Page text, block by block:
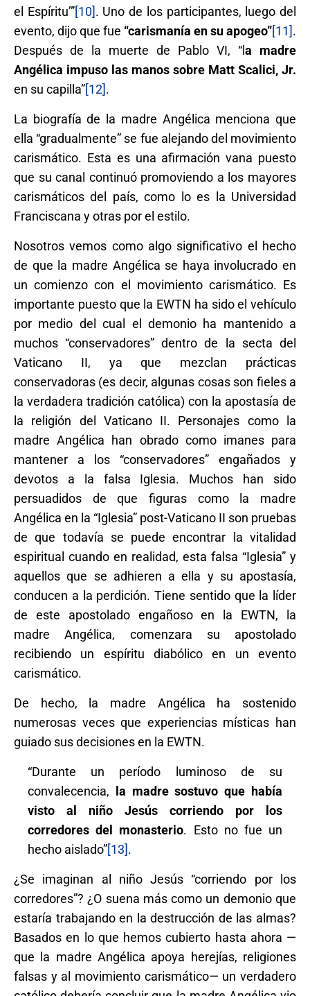
el Espíritu’”[10]. Uno de los participantes, luego del
evento, dijo que fue “carismanía en su apogeo”[11].
Después de la muerte de Pablo VI, “la madre
Angélica impuso las manos sobre Matt Scalici, Jr.
en su capilla”[12].
La biografía de la madre Angélica menciona que
ella “gradualmente” se fue alejando del movimiento
carismático. Esta es una afirmación vana puesto
que su canal continuó promoviendo a los mayores
carismáticos del país, como lo es la Universidad
Franciscana y otras por el estilo.
Nosotros vemos como algo significativo el hecho
de que la madre Angélica se haya involucrado en
un comienzo con el movimiento carismático. Es
importante puesto que la EWTN ha sido el vehículo
por medio del cual el demonio ha mantenido a
muchos “conservadores” dentro de la secta del
Vaticano II, ya que mezclan prácticas
conservadoras (es decir, algunas cosas son fieles a
la verdadera tradición católica) con la apostasía de
la religión del Vaticano II. Personajes como la
madre Angélica han obrado como imanes para
mantener a los “conservadores” engañados y
devotos a la falsa Iglesia. Muchos han sido
persuadidos de que figuras como la madre
Angélica en la “Iglesia” post-Vaticano II son pruebas
de que todavía se puede encontrar la vitalidad
espiritual cuando en realidad, esta falsa “Iglesia” y
aquellos que se adhieren a ella y su apostasía,
conducen a la perdición. Tiene sentido que la líder
de este apostolado engañoso en la EWTN, la
madre Angélica, comenzara su apostolado
recibiendo un espíritu diabólico en un evento
carismático.
De hecho, la madre Angélica ha sostenido
numerosas veces que experiencias místicas han
guiado sus decisiones en la EWTN.
“Durante un período luminoso de su
convalecencia,
la madre sostuvo que había
visto al niño Jesús corriendo por los
corredores del monasterio. Esto no fue un
hecho aislado”[13].
¿Se imaginan al niño Jesús “corriendo por los
corredores”? ¿O suena más como un demonio que
estaría trabajando en la destrucción de las almas?
Basados en lo que hemos cubierto hasta ahora —
que la madre Angélica apoya herejías, religiones
falsas y al movimiento carismático— un verdadero